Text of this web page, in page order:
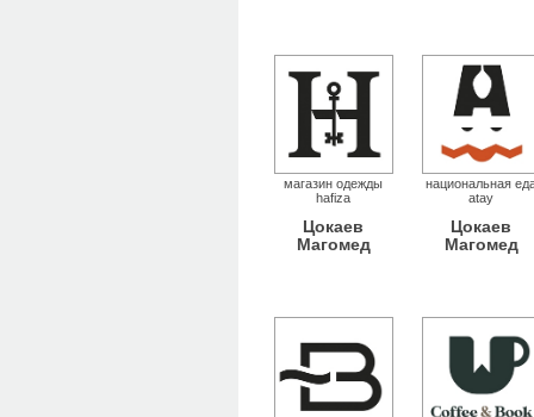
магазин одежды
hafiza
Цокаев
Магомед
национальная
atay
Цокаев
Магомед